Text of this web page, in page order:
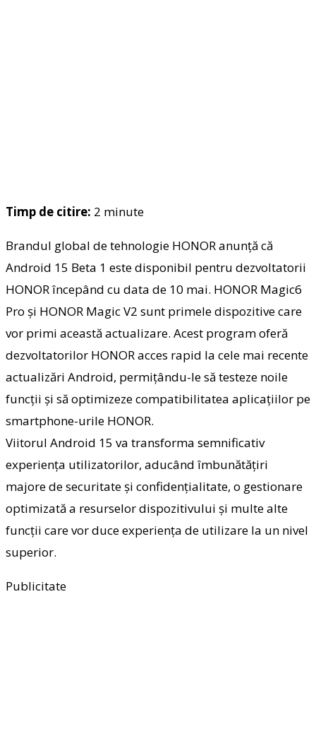
Timp de citire: 2 minute
Brandul global de tehnologie HONOR anunță că
Android 15 Beta 1 este disponibil pentru dezvoltatorii
HONOR începând cu data de 10 mai. HONOR Magic6
Pro și HONOR Magic V2 sunt primele dispozitive care
vor primi această actualizare. Acest program oferă
dezvoltatorilor HONOR acces rapid la cele mai recente
actualizări Android, permițându-le să testeze noile
funcții și să optimizeze compatibilitatea aplicațiilor pe
smartphone-urile HONOR.
Viitorul Android 15 va transforma semnificativ
experiența utilizatorilor, aducând îmbunătățiri
majore de securitate și confidențialitate, o gestionare
optimizată a resurselor dispozitivului și multe alte
funcții care vor duce experiența de utilizare la un nivel
superior.
Publicitate